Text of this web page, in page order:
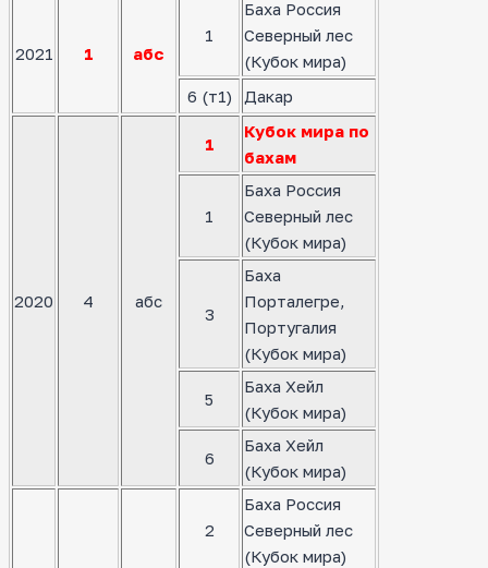
2021 1 абс
1
Баха Россия
Северный лес
(Кубок мира)
6 (т1)
Дакар
2020 4 абс
1
Кубок мира по
бахам
1
Баха Россия
Северный лес
(Кубок мира)
3
Баха
Порталегре,
Португалия
(Кубок мира)
5
Баха Хейл
(Кубок мира)
6
Баха Хейл
(Кубок мира)
2
Баха Россия
Северный лес
(Кубок мира)